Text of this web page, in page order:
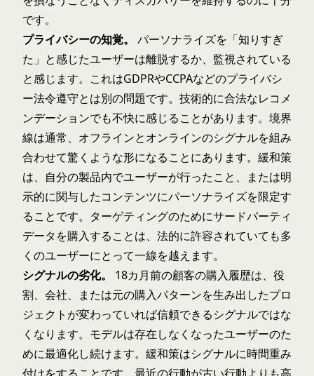
です。
プライバシーの知覚。
パーソナライズを「知りすぎ
た」と感じたユーザーは離脱するか、監視されている
と感じます。これはGDPRやCCPAなどのプライバシ
ー法令遵守とは別の問題です。技術的に合法なレコメ
ンデーションでも不快に感じることがあります。境界
線は通常、オフラインとオンラインのシグナルを組み
合わせて驚くような形になることにあります。緩和策
は、自分の製品内でユーザーが行ったこと、または明
示的に関与したコンテンツにパーソナライズを限定す
ることです。ターゲティングのためにサードパーティ
データを購入することは、法的に許容されていても多
くのユーザーにとって一線を越えます。
シグナルの劣化。
18カ月前の顧客の購入履歴は、役
割、会社、または元の購入パターンを生み出したプロ
ジェクトが変わっていれば信頼できるシグナルではな
くなります。モデルは存在しなくなったユーザーのた
めに最適化し続けます。緩和策はシグナルに時間重み